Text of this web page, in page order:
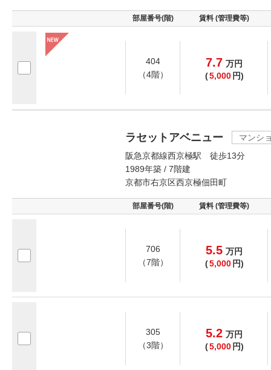
部屋番号(階) 賃料 (管理費等)
404
（4階）
7.7 万円
(5,000 円)
ラセットアベニュー
マンシ
阪急京都線西京極駅 徒歩13分
1989年築 / 7階建
京都市右京区西京極佃田町
部屋番号(階) 賃料 (管理費等)
706
（7階）
5.5 万円
(5,000 円)
305
（3階）
5.2 万円
(5,000 円)